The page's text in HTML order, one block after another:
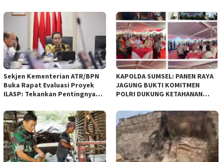
empat Rancangan Peraturan
Daerah (Raperda) yang
diajukan Pemerintah Kota
Bandung
Sekjen Kementerian ATR/BPN
Buka Rapat Evaluasi Proyek
ILASP: Tekankan Pentingnya
Anggaran
KAPOLDA SUMSEL: PANEN RAYA
JAGUNG BUKTI KOMITMEN
POLRI DUKUNG KETAHANAN